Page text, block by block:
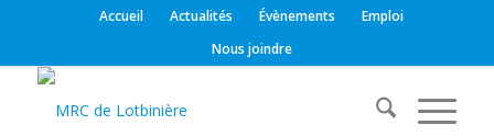
Accueil Actualités Évènements
Emploi
Nous joindre